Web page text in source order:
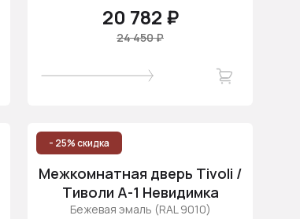
20 782 ₽
24 450 ₽
- 25% скидка
Межкомнатная дверь Tivoli /
Тиволи А-1 Невидимка
Бежевая эмаль (RAL 9010)